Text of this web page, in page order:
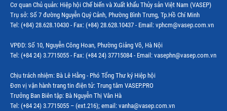
Cơ quan Chủ quản: Hiệp hội Chế biến và Xuất khẩu Thủy sản Việt Nam (VASEP)
Trụ sở: Số 7 đường Nguyễn Quý Cảnh, Phường Bình Trưng, Tp.Hồ Chí Minh
Tel: (+84) 28.628.10430 - Fax: (+84) 28.628.10437 - Email: vphcm@vasep.com.vn
VPĐD: Số 10, Nguyễn Công Hoan, Phường Giảng Võ, Hà Nội
Tel: (+84 24) 3.7715055 - Fax: (+84 24) 37715084 - Email: vasephn@vasep.com.vn
Chịu trách nhiệm: Bà Lê Hằng - Phó Tổng Thư ký Hiệp hội
Đơn vị vận hành trang tin điện tử: Trung tâm VASEP.PRO
Trưởng Ban Biên tập: Bà Nguyễn Thị Vân Hà
Tel: (+84 24) 3.7715055 – (ext.216); email: vanha@vasep.com.vn